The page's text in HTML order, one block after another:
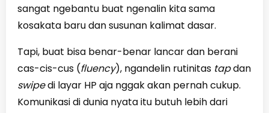
sangat ngebantu buat ngenalin kita sama
kosakata baru dan susunan kalimat dasar.
Tapi, buat bisa benar-benar lancar dan berani
cas-cis-cus (fluency), ngandelin rutinitas tapdan
swipedi layar HP aja nggak akan pernah cukup.
Komunikasi di dunia nyata itu butuh lebih dari